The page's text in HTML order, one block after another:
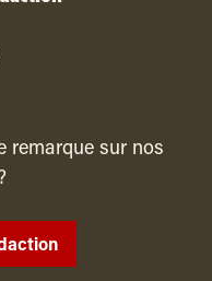
remarque sur nos